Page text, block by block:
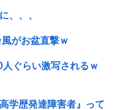
、、、
がお盆直撃ｗ
人ぐらい激写されるｗ
学歴発達障害者』って